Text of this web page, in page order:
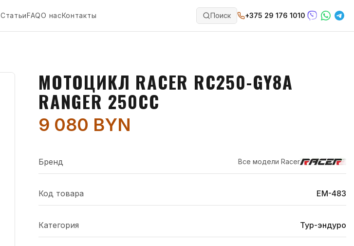
СтатьиFAQО насКонтакты Поиск +375 29 176 1010
МОТОЦИКЛ RACER RC250-GY8A
RANGER 250CC
9 080 BYN
Бренд Все модели Racer
Код товара EM-483
Категория Тур-эндуро